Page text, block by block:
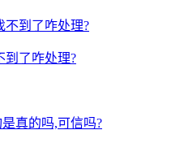
到了咋处理?